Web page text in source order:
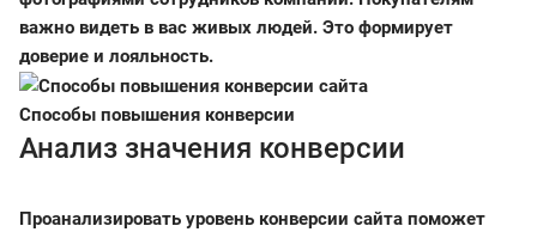
важно видеть в вас живых людей. Это формирует
доверие и лояльность.
Способы повышения конверсии
Анализ значения конверсии
Проанализировать уровень конверсии сайта поможет